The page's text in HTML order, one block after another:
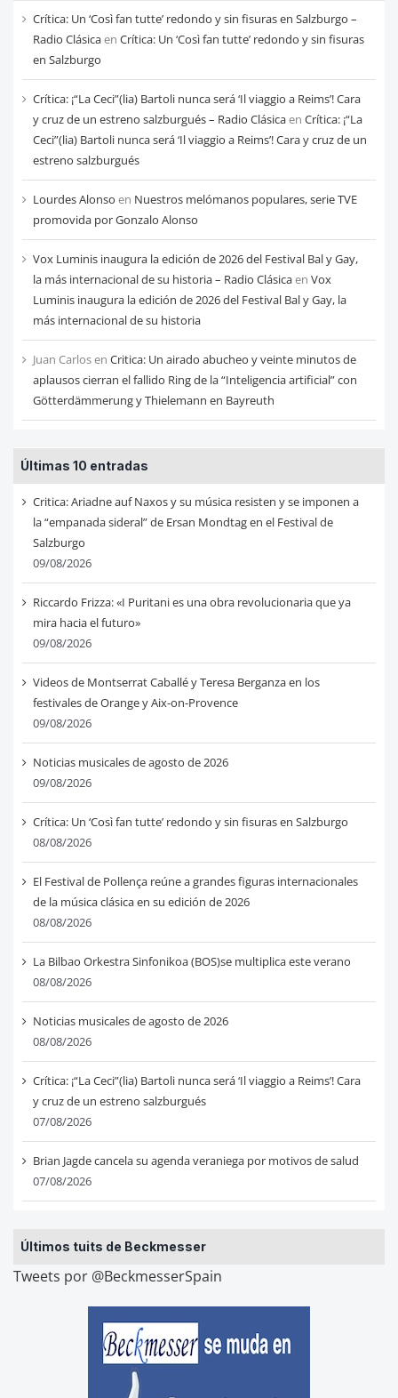
cada
mes
Crítica: Un ‘Così fan tutte’ redondo y sin fisuras en Salzburgo –
Radio Clásicaen Crítica: Un ‘Così fan tutte’ redondo y sin fisuras
en Salzburgo
Crítica: ¡“La Ceci”(lia) Bartoli nunca será ‘Il viaggio a Reims’! Cara
y cruz de un estreno salzburgués – Radio Clásicaen Crítica: ¡“La
Ceci”(lia) Bartoli nunca será ‘Il viaggio a Reims’! Cara y cruz de un
estreno salzburgués
Lourdes Alonso en Nuestros melómanos populares, serie TVE
promovida por Gonzalo Alonso
Vox Luminis inaugura la edición de 2026 del Festival Bal y Gay,
la más internacional de su historia – Radio Clásicaen Vox
Luminis inaugura la edición de 2026 del Festival Bal y Gay, la
más internacional de su historia
Juan Carlosen Critica: Un airado abucheo y veinte minutos de
aplausos cierran el fallido Ring de la “Inteligencia artificial” con
Götterdämmerung y Thielemann en Bayreuth
Últimas 10 entradas
Critica: Ariadne auf Naxos y su música resisten y se imponen a
la “empanada sideral” de Ersan Mondtag en el Festival de
Salzburgo
09/08/2026
Riccardo Frizza: «I Puritani es una obra revolucionaria que ya
mira hacia el futuro»
09/08/2026
Videos de Montserrat Caballé y Teresa Berganza en los
festivales de Orange y Aix-on-Provence
09/08/2026
Noticias musicales de agosto de 2026
09/08/2026
Crítica: Un ‘Così fan tutte’ redondo y sin fisuras en Salzburgo
08/08/2026
El Festival de Pollença reúne a grandes figuras internacionales
de la música clásica en su edición de 2026
08/08/2026
La Bilbao Orkestra Sinfonikoa (BOS)se multiplica este verano
08/08/2026
Noticias musicales de agosto de 2026
08/08/2026
Crítica: ¡“La Ceci”(lia) Bartoli nunca será ‘Il viaggio a Reims’! Cara
y cruz de un estreno salzburgués
07/08/2026
Brian Jagde cancela su agenda veraniega por motivos de salud
07/08/2026
Últimos tuits de Beckmesser
Tweets por @BeckmesserSpain